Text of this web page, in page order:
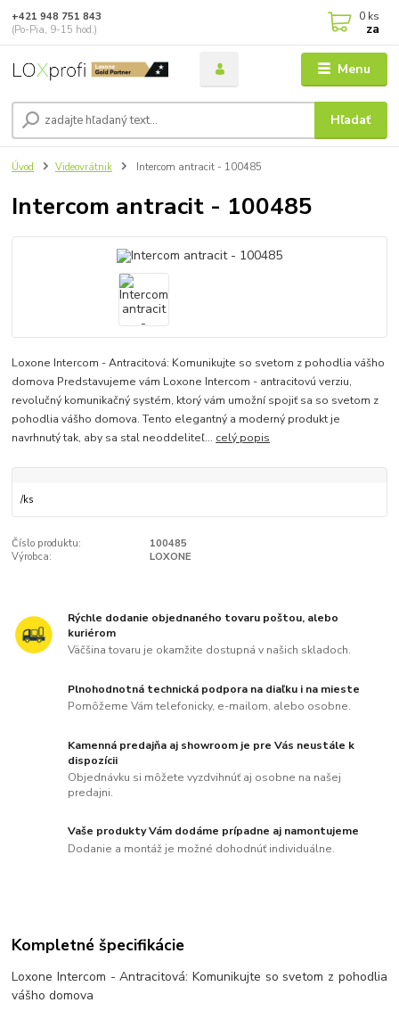
Menu
Hľadať
+421 948 751 843
(Po-Pia, 9-15 hod.)
0 ks
za
Úvod Videovrátnik Intercom antracit - 100485
Intercom antracit - 100485
Loxone Intercom - Antracitová: Komunikujte so svetom z pohodlia vášho
domova Predstavujeme vám Loxone Intercom - antracitovú verziu,
revolučný komunikačný systém, ktorý vám umožní spojiť sa so svetom z
pohodlia vášho domova. Tento elegantný a moderný produkt je
navrhnutý tak, aby sa stal neoddeliteľ... celý popis
/ks
Číslo produktu:
100485
Výrobca:
LOXONE
Rýchle dodanie objednaného tovaru poštou, alebo
kuriérom
Väčšina tovaru je okamžite dostupná v našich skladoch.
Plnohodnotná technická podpora na diaľku i na mieste
Pomôžeme Vám telefonicky, e-mailom, alebo osobne.
Kamenná predajňa aj showroom je pre Vás neustále k
dispozícii
Objednávku si môžete vyzdvihnúť aj osobne na našej
predajni.
Vaše produkty Vám dodáme prípadne aj namontujeme
Dodanie a montáž je možné dohodnúť individuálne.
Kompletné špecifikácie
Loxone Intercom - Antracitová: Komunikujte so svetom z pohodlia
vášho domova